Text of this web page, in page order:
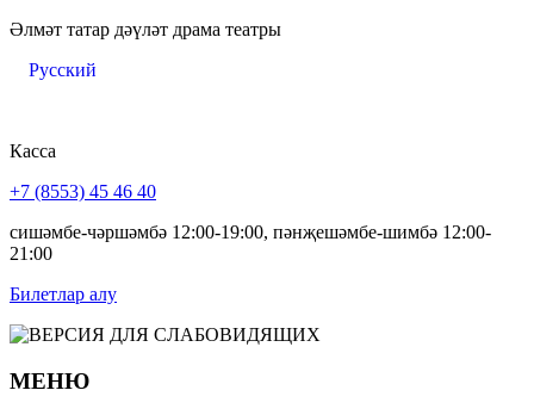
Әлмәт татар дәүләт драма театры
Русский
Касса
+7 (8553) 45 46 40
сишәмбе-чәршәмбә 12:00-19:00, пәнҗешәмбе-шимбә 12:00-
21:00
Билетлар алу
МЕНЮ